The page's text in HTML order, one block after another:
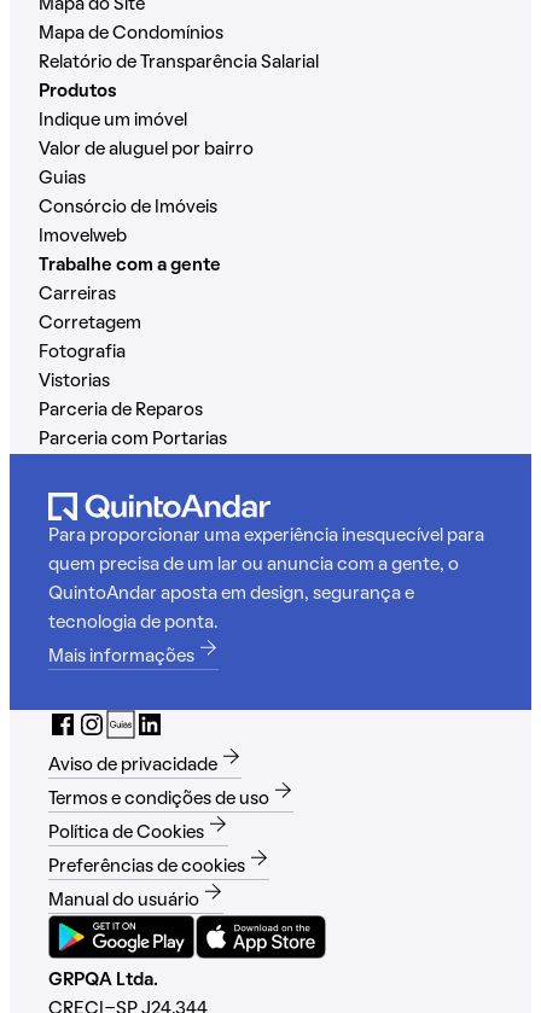
Mapa do Site
Mapa de Condomínios
Relatório de Transparência Salarial
Produtos
Indique um imóvel
Valor de aluguel por bairro
Guias
Consórcio de Imóveis
Imovelweb
Trabalhe com a gente
Carreiras
Corretagem
Fotografia
Vistorias
Parceria de Reparos
Parceria com Portarias
Para proporcionar uma experiência inesquecível para
quem precisa de um lar ou anuncia com a gente, o
QuintoAndar aposta em design, segurança e
tecnologia de ponta.
Mais informações
Aviso de privacidade
Termos e condições de uso
Política de Cookies
Preferências de cookies
Manual do usuário
GRPQA Ltda.